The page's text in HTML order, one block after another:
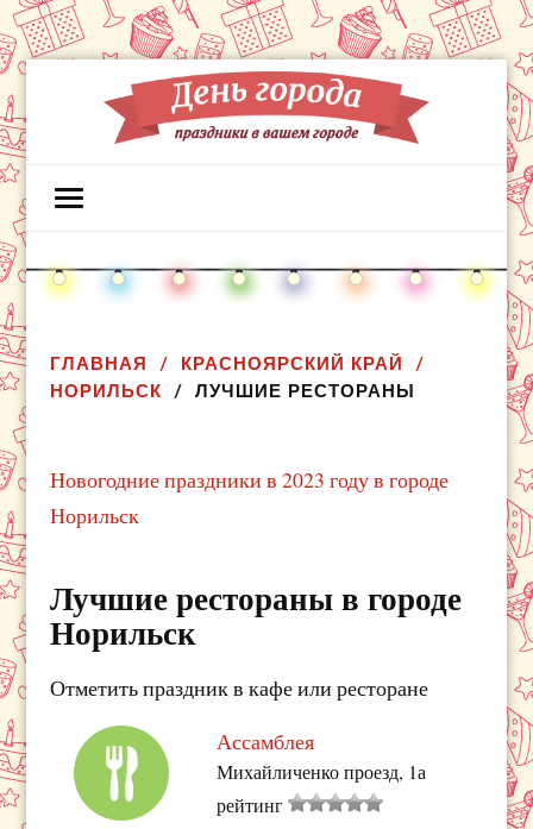
ГЛАВНАЯ
КРАСНОЯРСКИЙ КРАЙ
НОРИЛЬСК
ЛУЧШИЕ РЕСТОРАНЫ
Новогодние праздники в 2023 году в городе
Норильск
Лучшие рестораны в городе
Норильск
Отметить праздник в кафе или ресторане
Ассамблея
Михайличенко проезд, 1а
рейтинг